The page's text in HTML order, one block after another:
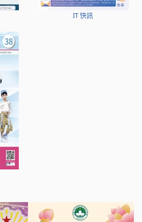
IT 快訊